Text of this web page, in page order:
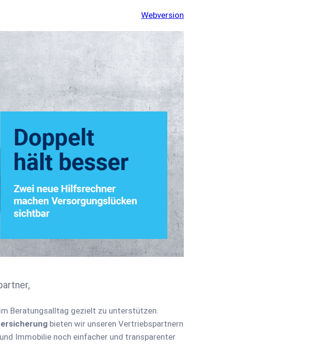
Webversion
Beratungsalltag gezielt zu unterstützen.
bieten wir unseren Vertriebspartnern
Immobilie noch einfacher und transparenter